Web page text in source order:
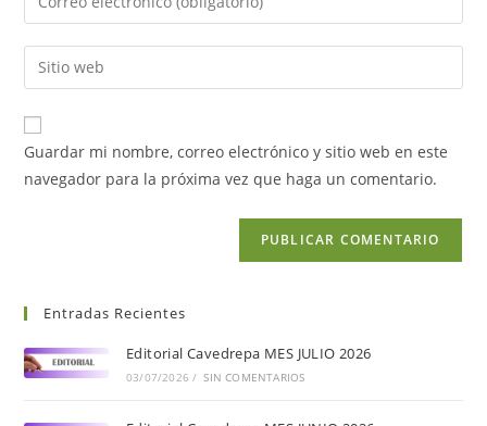
Guardar mi nombre, correo electrónico y sitio web en este
navegador para la próxima vez que haga un comentario.
Entradas Recientes
Editorial Cavedrepa MES JULIO 2026
03/07/2026 / SIN COMENTARIOS